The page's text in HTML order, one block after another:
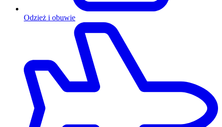
Odzież i obuwie